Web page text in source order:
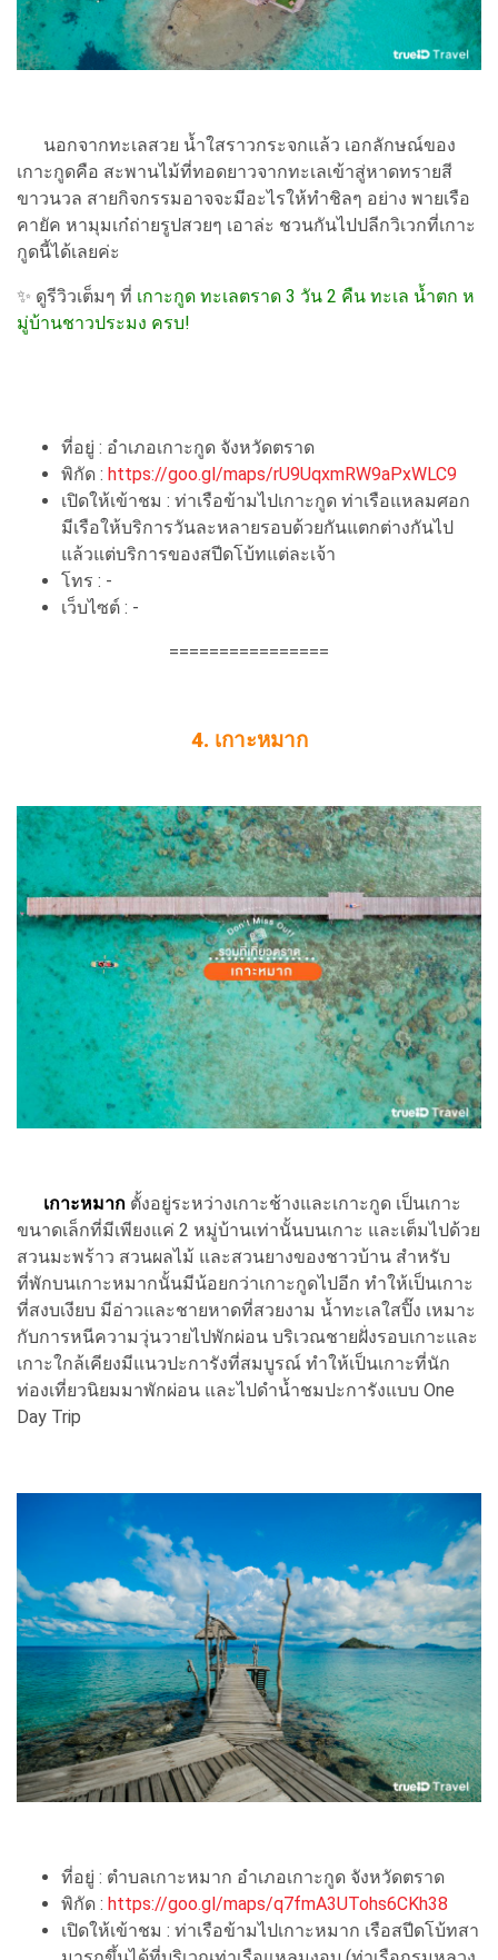
นอกจากทะเลสวย น้ำใสราวกระจกแล้ว เอกลักษณ์ของ
เกาะกูดคือ สะพานไม้ที่ทอดยาวจากทะเลเข้าสู่หาดทรายสี
ขาวนวล สายกิจกรรมอาจจะมีอะไรให้ทำชิลๆ อย่าง พายเรือ
คายัค หามุมเก๋ถ่ายรูปสวยๆ เอาล่ะ ชวนกันไปปลีกวิเวกที่เกาะ
กูดนี้ได้เลยค่ะ
✨ ดูรีวิวเต็มๆ ที่ เกาะกูด ทะเลตราด 3 วัน 2 คืน ทะเล น้ำตก ห
มู่บ้านชาวประมง ครบ!
ที่อยู่ : อำเภอเกาะกูด จังหวัดตราด
พิกัด : https://goo.gl/maps/rU9UqxmRW9aPxWLC9
เปิดให้เข้าชม : ท่าเรือข้ามไปเกาะกูด ท่าเรือแหลมศอก
มีเรือให้บริการวันละหลายรอบด้วยกันแตกต่างกันไป
แล้วแต่บริการของสปีดโบ้ทแต่ละเจ้า
โทร : -
เว็บไซต์ : -
================
4. เกาะหมาก
เกาะหมาก ตั้งอยู่ระหว่างเกาะช้างและเกาะกูด เป็นเกาะ
ขนาดเล็กที่มีเพียงแค่ 2 หมู่บ้านเท่านั้นบนเกาะ และเต็มไปด้วย
สวนมะพร้าว สวนผลไม้ และสวนยางของชาวบ้าน สำหรับ
ที่พักบนเกาะหมากนั้นมีน้อยกว่าเกาะกูดไปอีก ทำให้เป็นเกาะ
ที่สงบเงียบ มีอ่าวและชายหาดที่สวยงาม น้ำทะเลใสปิ๊ง เหมาะ
กับการหนีความวุ่นวายไปพักผ่อน บริเวณชายฝั่งรอบเกาะและ
เกาะใกล้เคียงมีแนวปะการังที่สมบูรณ์ ทำให้เป็นเกาะที่นัก
ท่องเที่ยวนิยมมาพักผ่อน และไปดำน้ำชมปะการังแบบ One
Day Trip
ที่อยู่ : ตำบลเกาะหมาก อำเภอเกาะกูด จังหวัดตราด
พิกัด : https://goo.gl/maps/q7fmA3UTohs6CKh38
เปิดให้เข้าชม : ท่าเรือข้ามไปเกาะหมาก เรือสปีดโบ้ทสา